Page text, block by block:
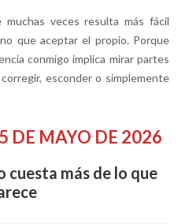
veces resulta más fácil
que aceptar el propio. Porque
conmigo implica mirar partes
esconder o simplemente
DE MAYO DE 2026
cuesta más de lo que